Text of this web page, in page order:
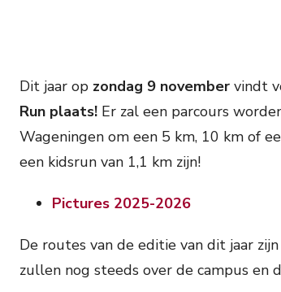
Dit jaar op zondag 9 november vindt
Run plaats! Er zal een parcours
Wageningen om een 5 km, 10 km of
een kidsrun van 1,1 km zijn!
Pictures 2025-2026
De routes van de editie van dit jaar
zullen nog steeds over de campus en